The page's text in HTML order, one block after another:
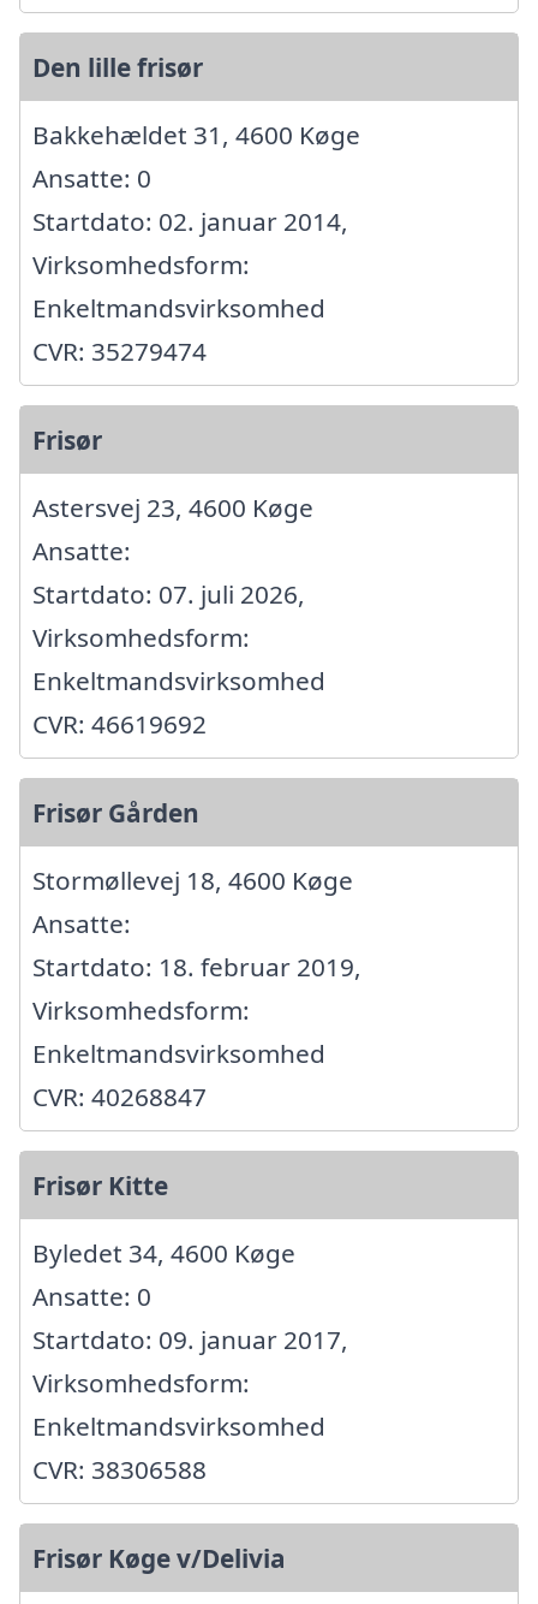
Den lille frisør
Bakkehældet 31, 4600 Køge
Ansatte: 0
Startdato: 02. januar 2014,
Virksomhedsform:
Enkeltmandsvirksomhed
CVR: 35279474
Frisør
Astersvej 23, 4600 Køge
Ansatte:
Startdato: 07. juli 2026,
Virksomhedsform:
Enkeltmandsvirksomhed
CVR: 46619692
Frisør Gården
Stormøllevej 18, 4600 Køge
Ansatte:
Startdato: 18. februar 2019,
Virksomhedsform:
Enkeltmandsvirksomhed
CVR: 40268847
Frisør Kitte
Byledet 34, 4600 Køge
Ansatte: 0
Startdato: 09. januar 2017,
Virksomhedsform:
Enkeltmandsvirksomhed
CVR: 38306588
Frisør Køge v/Delivia